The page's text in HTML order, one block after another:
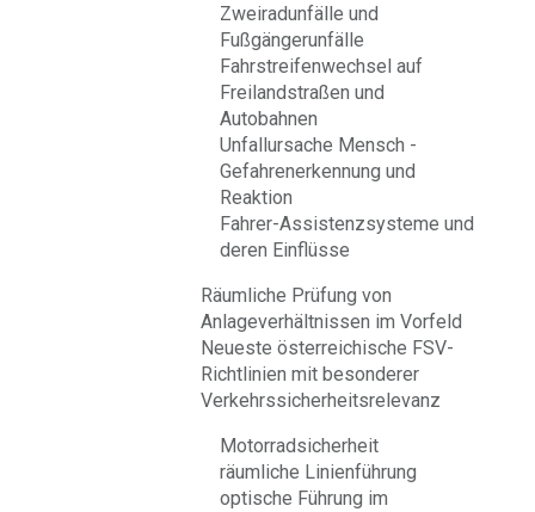
Zweiradunfälle und
Fußgängerunfälle
Fahrstreifenwechsel auf
Freilandstraßen und
Autobahnen
Unfallursache Mensch -
Gefahrenerkennung und
Reaktion
Fahrer-Assistenzsysteme und
deren Einflüsse
Räumliche Prüfung von
Anlageverhältnissen im Vorfeld
Neueste österreichische FSV-
Richtlinien mit besonderer
Verkehrssicherheitsrelevanz
Motorradsicherheit
räumliche Linienführung
optische Führung im